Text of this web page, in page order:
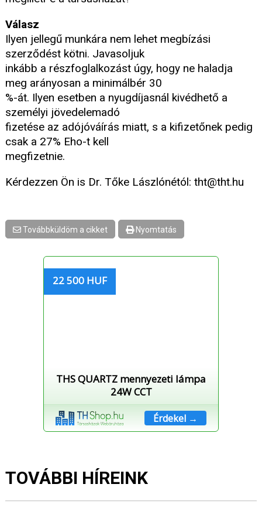
Válasz
Ilyen jellegű munkára nem lehet megbízási
szerződést kötni. Javasoljuk
inkább a részfoglalkozást úgy, hogy ne haladja
meg arányosan a minimálbér 30
%-át. Ilyen esetben a nyugdíjasnál kivédhető a
személyi jövedelemadó
fizetése az adójóváírás miatt, s a kifizetőnek pedig
csak a 27% Eho-t kell
megfizetnie.
Kérdezzen Ön is Dr. Tőke Lászlónétól: tht@tht.hu
Továbbküldöm a cikket Nyomtatás
22 500 HUF
THS QUARTZ mennyezeti lámpa
24W CCT
Érdekel →
TOVÁBBI HÍREINK